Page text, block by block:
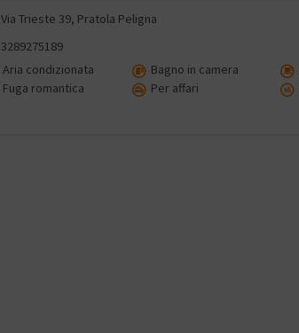
Via Trieste 39, Pratola Peligna
3289275189
Aria condizionata
Bagno in camera
Fuga romantica
Per affari